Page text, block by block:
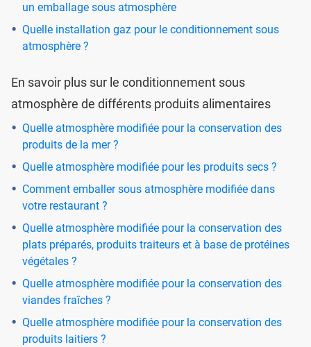
un emballage sous atmosphère
Quelle installation gaz pour le conditionnement sous
atmosphère ?
En savoir plus sur le conditionnement sous
atmosphère de différents produits alimentaires
Quelle atmosphère modifiée pour la conservation des
produits de la mer ?
Quelle atmosphère modifiée pour les produits secs ?
Comment emballer sous atmosphère modifiée dans
votre restaurant ?
Quelle atmosphère modifiée pour la conservation des
plats préparés, produits traiteurs et à base de protéines
végétales ?
Quelle atmosphère modifiée pour la conservation des
viandes fraîches ?
Quelle atmosphère modifiée pour la conservation des
produits laitiers ?